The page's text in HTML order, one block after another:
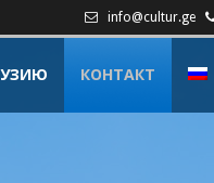
info@cultur.ge
КОНТАКТ